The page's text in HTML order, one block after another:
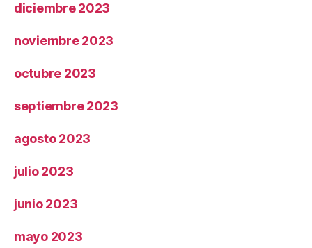
diciembre 2023
noviembre 2023
octubre 2023
septiembre 2023
agosto 2023
julio 2023
junio 2023
mayo 2023